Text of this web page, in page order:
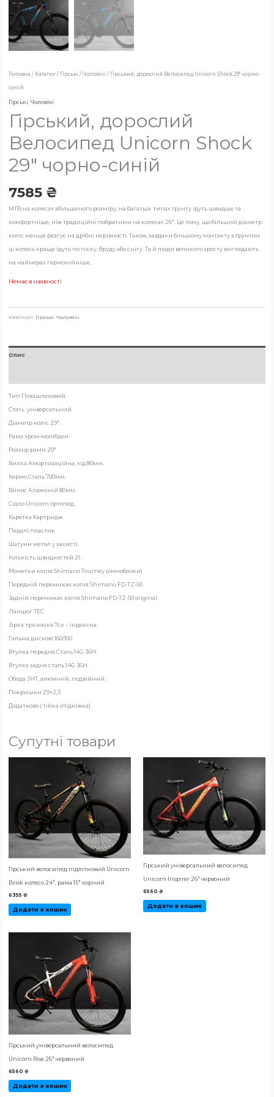
Головна / Каталог/ Гірські / Чоловічі / Гірський, дорослий Велосипед Unicorn Shock 29″ чорно-
синій
Гірські Чоловічі
Гірський, дорослий
Велосипед Unicorn Shock
29″ чорно-синій
7585 ₴
MTB на колесах збільшеного розміру, на багатьох типах ґрунту їдуть швидше та
комфортніше, ніж традиційні побратими на колесах 26″. Це тому, що більший діаметр
коліс менше реагує на дрібні нерівності. Також, завдяки більшому контакту з ґрунтом
ці колеса краще їдуть по піску, бруду або снігу. Та й люди великого зросту виглядають
на найнерах гармонійніше.
Немає в наявності
Категорії: Гірські Чоловічі
Опис
Тип Позашляховий.
Стать універсальний.
Діаметр коліс 29″.
Рама хром-молібден.
Розмір рами 20″
Вилка Амортизаційна, хід 80мм.
Кермо Сталь 700мм.
Винос Алюміній 80мм.
Сідло Unicorn ортопед.
Каретка Картридж.
Педалі пластик.
Шатуни метал у захисті.
Кількість швидкостей 21.
Монетки копія Shimano Tourney (моноблоки)
Передній перемикач копія Shimano FD-TZ-50.
Задній перемикач копія Shimano FD-TZ-50 original.
Ланцюг ТЕС
Зірка тріскачка 7ск – індексна.
Гальма дискові 160/160
Втулка передня Сталь 14G 36H.
Втулка задня сталь 14G 36H.
Обода JHT, алюміній, подвійний.
Покришки 29×2,3
Додатково стійка (підніжка)
Супутні товари
Гірський велосипед підлітковий Unicorn
Brisk колесо 24″, рама 15″ чорний
6355 ₴
Додати в кошик
Гірський універсальний велосипед
Unicorn Inspirer 26″ червоний
6560 ₴
Додати в кошик
Гірський універсальний велосипед
Unicorn Rise 26″ червоний
6560 ₴
Додати в кошик